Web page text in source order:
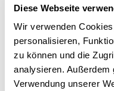
Diese Webseite
Wir verwenden
personalisieren,
zu können und die
analysieren. Außerdem
Verwendung unserer
MY RESEARCH IN 90
How scientists
new materials
Inspired by the
LIST’s scientists